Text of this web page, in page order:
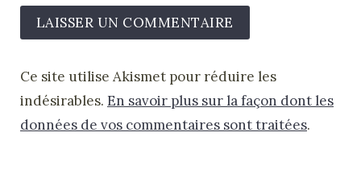
Ce site utilise Akismet pour réduire les
indésirables. En savoir plus sur la façon dont les
données de vos commentaires sont traitées.